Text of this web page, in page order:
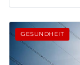
GESUNDHEIT